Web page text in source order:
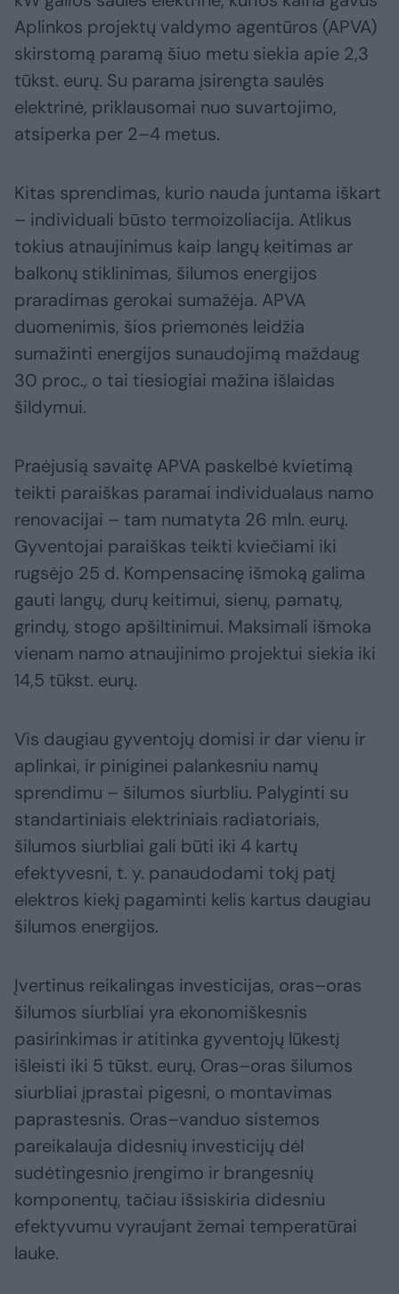
Aplinkos projektų valdymo agentūros (APVA)
skirstomą paramą šiuo metu siekia apie 2,3
tūkst. eurų. Su parama įsirengta saulės
elektrinė, priklausomai nuo suvartojimo,
atsiperka per 2–4 metus.
Kitas sprendimas, kurio nauda juntama iškart
– individuali būsto termoizoliacija. Atlikus
tokius atnaujinimus kaip langų keitimas ar
balkonų stiklinimas, šilumos energijos
praradimas gerokai sumažėja. APVA
duomenimis, šios priemonės leidžia
sumažinti energijos sunaudojimą maždaug
30 proc., o tai tiesiogiai mažina išlaidas
šildymui.
Praėjusią savaitę APVA paskelbė kvietimą
teikti paraiškas paramai individualaus namo
renovacijai – tam numatyta 26 mln. eurų.
Gyventojai paraiškas teikti kviečiami iki
rugsėjo 25 d. Kompensacinę išmoką galima
gauti langų, durų keitimui, sienų, pamatų,
grindų, stogo apšiltinimui. Maksimali išmoka
vienam namo atnaujinimo projektui siekia iki
14,5 tūkst. eurų.
Vis daugiau gyventojų domisi ir dar vienu ir
aplinkai, ir piniginei palankesniu namų
sprendimu – šilumos siurbliu. Palyginti su
standartiniais elektriniais radiatoriais,
šilumos siurbliai gali būti iki 4 kartų
efektyvesni, t. y. panaudodami tokį patį
elektros kiekį pagaminti kelis kartus daugiau
šilumos energijos.
Įvertinus reikalingas investicijas, oras–oras
šilumos siurbliai yra ekonomiškesnis
pasirinkimas ir atitinka gyventojų lūkestį
išleisti iki 5 tūkst. eurų. Oras–oras šilumos
siurbliai įprastai pigesni, o montavimas
paprastesnis. Oras–vanduo sistemos
pareikalauja didesnių investicijų dėl
sudėtingesnio įrengimo ir brangesnių
komponentų, tačiau išsiskiria didesniu
efektyvumu vyraujant žemai temperatūrai
lauke.